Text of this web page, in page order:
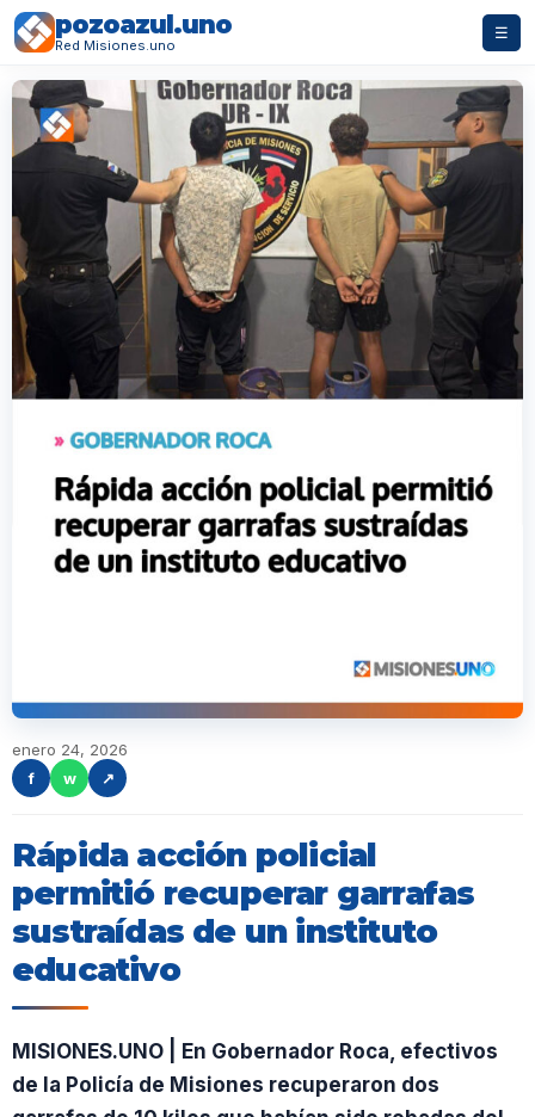
pozoazul.uno
Red Misiones.uno
☰
enero 24, 2026
f
w ↗
Rápida acción policial
permitió recuperar garrafas
sustraídas de un instituto
educativo
MISIONES.UNO | En Gobernador Roca, efectivos
de la Policía de Misiones recuperaron dos